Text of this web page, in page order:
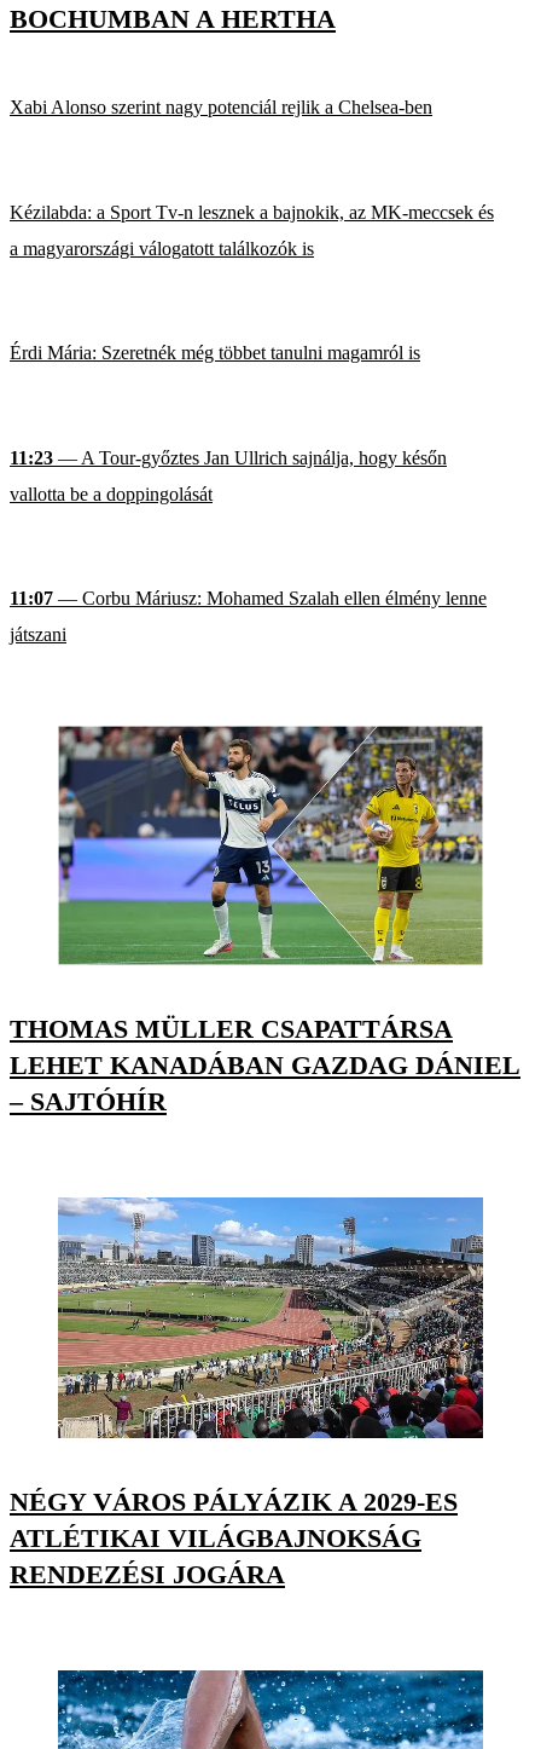
BOCHUMBAN A HERTHA
Xabi Alonso szerint nagy potenciál rejlik a Chelsea-ben
Kézilabda: a Sport Tv-n lesznek a bajnokik, az MK-meccsek és
a magyarországi válogatott találkozók is
Érdi Mária: Szeretnék még többet tanulni magamról is
11:23 — A Tour-győztes Jan Ullrich sajnálja, hogy későn
vallotta be a doppingolását
11:07 — Corbu Máriusz: Mohamed Szalah ellen élmény lenne
játszani
THOMAS MÜLLER CSAPATTÁRSA
LEHET KANADÁBAN GAZDAG DÁNIEL
– SAJTÓHÍR
NÉGY VÁROS PÁLYÁZIK A 2029-ES
ATLÉTIKAI VILÁGBAJNOKSÁG
RENDEZÉSI JOGÁRA